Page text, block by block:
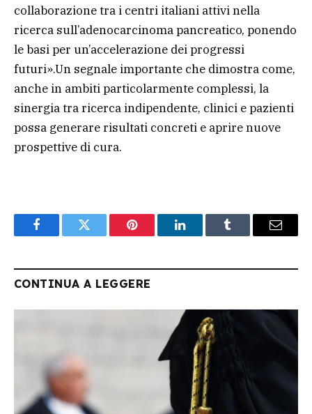
collaborazione tra i centri italiani attivi nella
ricerca sull’adenocarcinoma pancreatico, ponendo
le basi per un’accelerazione dei progressi
futuri».Un segnale importante che dimostra come,
anche in ambiti particolarmente complessi, la
sinergia tra ricerca indipendente, clinici e pazienti
possa generare risultati concreti e aprire nuove
prospettive di cura.
FacebookTwitter Pinterest LinkedInTumblr Email
CONTINUA A LEGGERE